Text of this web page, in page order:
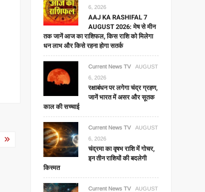
6, 2026
AAJ KA RASHIFAL 7
AUGUST 2026: मेष से मीन
तक जानें आज का राशिफल, किस राशि को मिलेगा
धन लाभ और किसे रहना होगा सतर्क
Current News TV
AUGUST
6, 2026
रक्षाबंधन पर लगेगा चंद्र ग्रहण,
जानें भारत में असर और सूतक
काल की सच्चाई
Current News TV
AUGUST
6, 2026
चंद्रमा का वृषभ राशि में गोचर,
इन तीन राशियों की बदलेगी
किस्मत
Current News TV
AUGUST